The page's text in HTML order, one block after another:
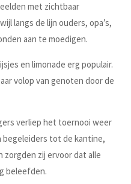
met zichtbaar
langs de lijn ouders, opa’s,
aan te moedigen.
en limonade erg populair.
volop van genoten door de
verliep het toernooi weer
tot de kantine,
zorgden zij ervoor dat alle
beleefden.